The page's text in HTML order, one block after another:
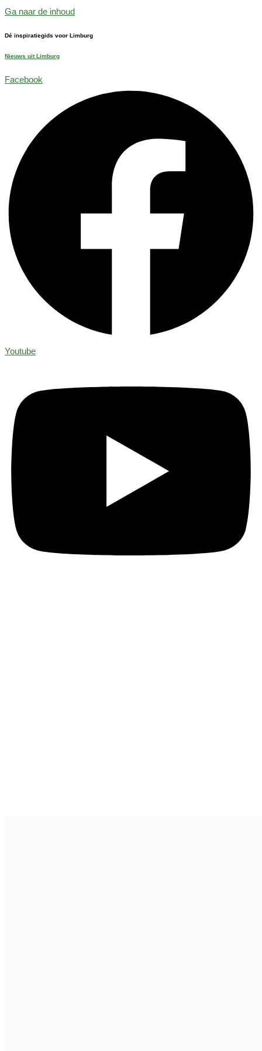
Ga naar de inhoud
Dé inspiratiegids voor Limburg
Nieuws uit Limburg
Facebook
Youtube